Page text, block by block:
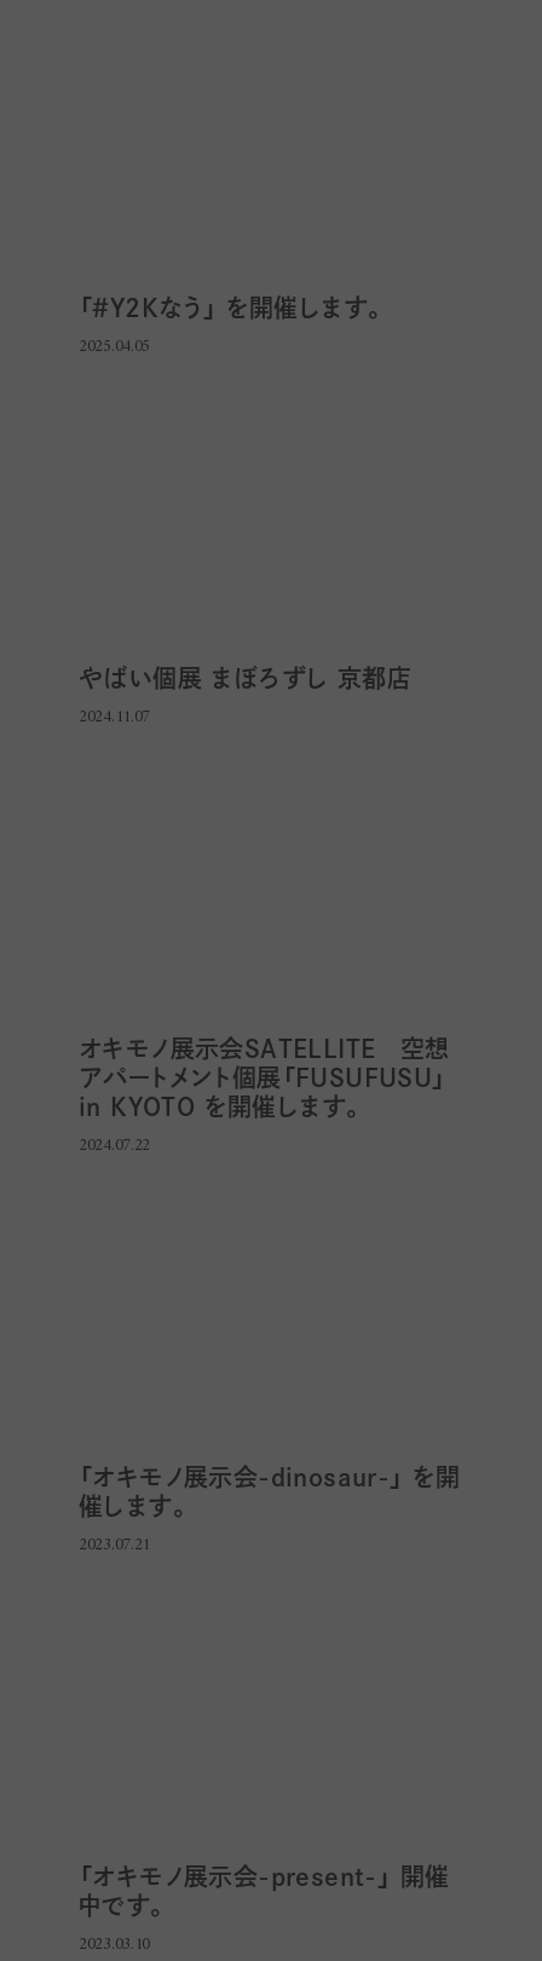
「＃Y2Kなう」 を開催します。
2025.04.05
やばい個展 まぼろずし 京都店
2024.11.07
オキモノ展示会SATELLITE 空想
アパートメント個展「FUSUFUSU」
in KYOTO を開催します。
2024.07.22
「オキモノ展示会-dinosaur-」 を開
催します。
2023.07.21
「オキモノ展示会-present-」 開催
中です。
2023.03.10